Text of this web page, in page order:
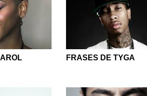
FRASES DE TYGA